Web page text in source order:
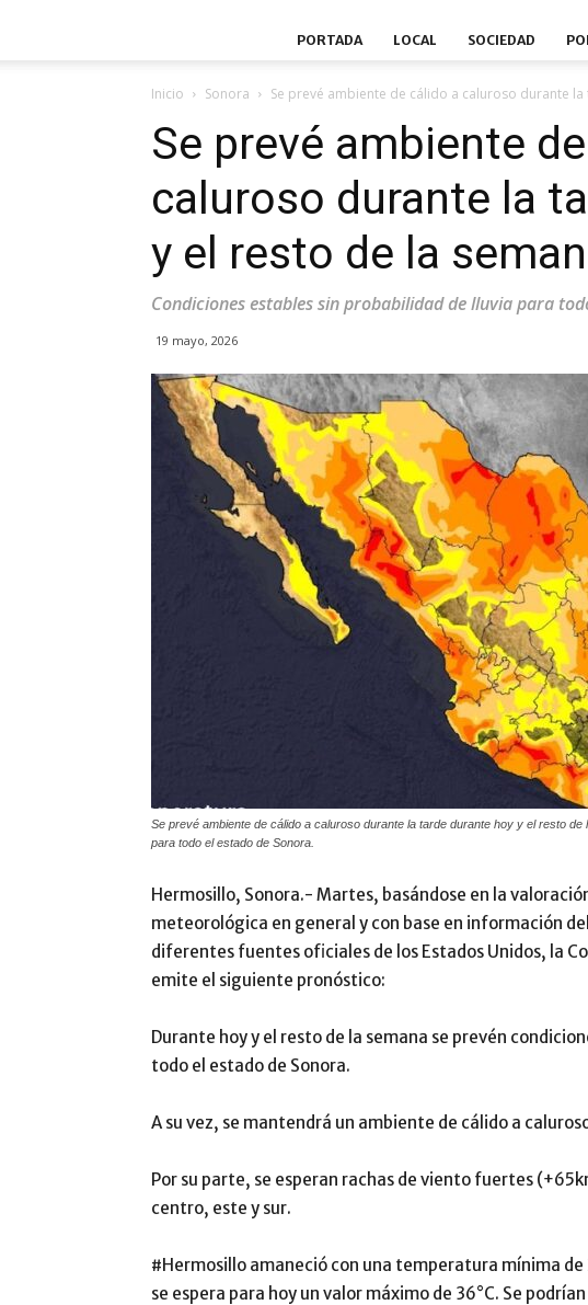
PORTADA LOCAL SOCIEDAD
Inicio Sonora Se prevé ambiente de cálido a caluroso durante
Se prevé ambiente
caluroso durante la
y el resto de la
Condiciones estables sin probabilidad de lluvia para
19 mayo, 2026
Se prevé ambiente de cálido a caluroso durante la tarde durante hoy y el resto
para todo el estado de Sonora.
Hermosillo, Sonora.- Martes, basándose en la
meteorológica en general y con base en información
diferentes fuentes oficiales de los Estados Unidos, la
emite el siguiente pronóstico:
Durante hoy y el resto de la semana se prevén
todo el estado de Sonora.
A su vez, se mantendrá un ambiente de cálido a
Por su parte, se esperan rachas de viento fuertes
centro, este y sur.
#Hermosillo amaneció con una temperatura mínima
se espera para hoy un valor máximo de 36°C. Se